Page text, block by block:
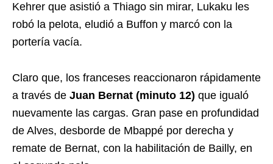
Kehrer que asistió a Thiago sin mirar, Lukaku les
robó la pelota, eludió a Buffon y marcó con la
portería vacía.
Claro que, los franceses reaccionaron rápidamente
a través de Juan Bernat (minuto 12) que igualó
nuevamente las cargas. Gran pase en profundidad
de Alves, desborde de Mbappé por derecha y
remate de Bernat, con la habilitación de Bailly, en